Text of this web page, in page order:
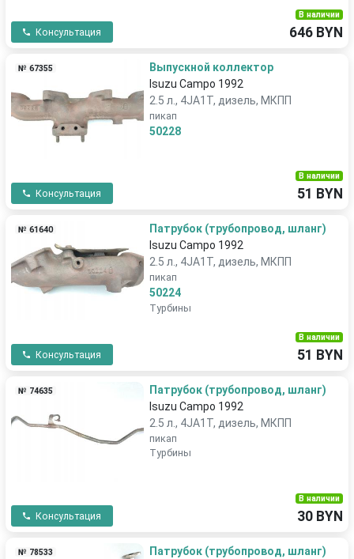
Консультация
В наличии
646 BYN
№ 67355
Выпускной коллектор
Isuzu Campo 1992
2.5 л., 4JA1T, дизель, МКПП
пикап
50228
Консультация
В наличии
51 BYN
№ 61640
Патрубок (трубопровод, шланг)
Isuzu Campo 1992
2.5 л., 4JA1T, дизель, МКПП
пикап
50224
Турбины
Консультация
В наличии
51 BYN
№ 74635
Патрубок (трубопровод, шланг)
Isuzu Campo 1992
2.5 л., 4JA1T, дизель, МКПП
пикап
Турбины
Консультация
В наличии
30 BYN
№ 78533
Патрубок (трубопровод, шланг)